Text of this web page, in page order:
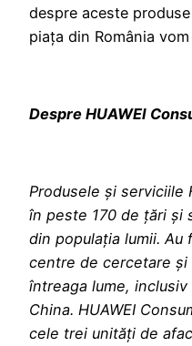
despre aceste
piața din România
Despre HUAWEI
Produsele și serviciile
în peste 170 de țări și
din populația lumii.
centre de cercetare
întreaga lume, inclusiv
China. HUAWEI
cele trei unități de